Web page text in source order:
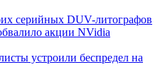
серийных DUV-литографов
акции NVidia
устроили беспредел на